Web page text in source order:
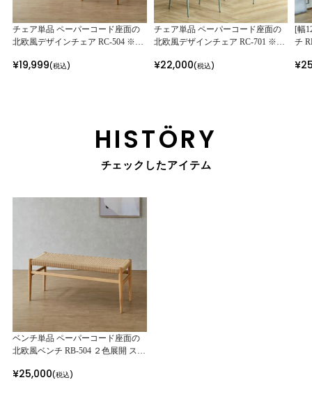
チェア単品 ペーパーコード座面の
北欧風デザインチェア RC-504 ※１
ング リビング 北欧 韓国インテリア
¥19,999(税込)
チェア単品 ペーパーコード座面の
北欧風デザインチェア RC-701 ※１
ング ハーフアーム お掃除ロボット
¥22,000(税込)
[幅
チ
北
¥
HISTÖRY
チェックしたアイテム
ベンチ単品 ペーパーコード座面の
北欧風ベンチ RB-504 ２色展開 スツ
ング 玄関 北欧 韓国インテリア チェ
¥25,000(税込)